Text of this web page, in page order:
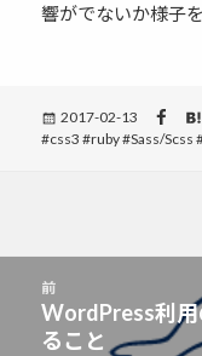
響がでないか様子
Posted
on
2017-02-13
Tags
css3 ruby Sass/Scss
前
前
の
WordPress利
ること